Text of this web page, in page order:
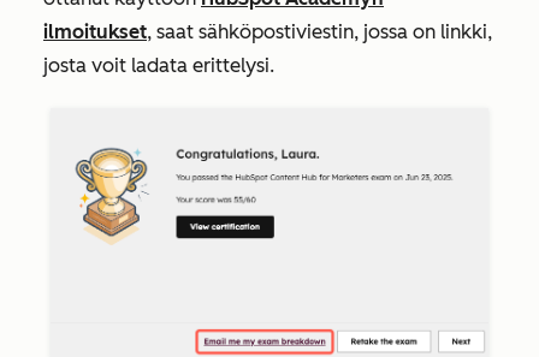
ilmoitukset, saat sähköpostiviestin, jossa on linkki,
josta voit ladata erittelysi.